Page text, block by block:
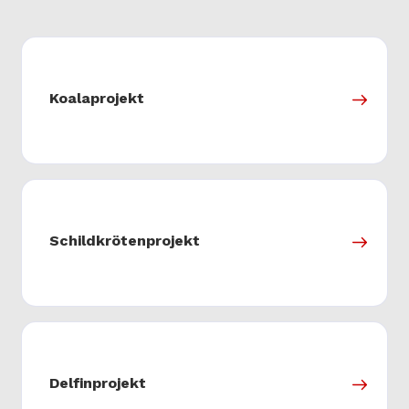
Koalaprojekt
Schildkrötenprojekt
Delfinprojekt